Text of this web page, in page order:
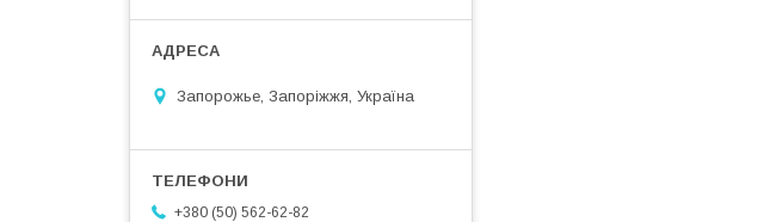
Запорожье, Запоріжжя, Україна
+380 (50) 562-62-82